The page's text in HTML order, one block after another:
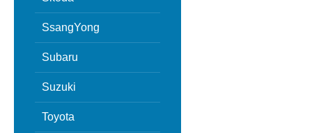
SsangYong
Subaru
Suzuki
Toyota